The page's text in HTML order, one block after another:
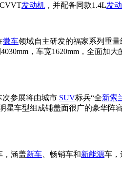
发动机 ，并配备同款1.4L发
微车领域自主研发的福家系列重量
，车宽1620mm，全面加
次参展将由城市 SUV标兵“全新索
星车型组成铺盖面很广的豪华阵
，涵盖新车 、畅销车和新能源车，